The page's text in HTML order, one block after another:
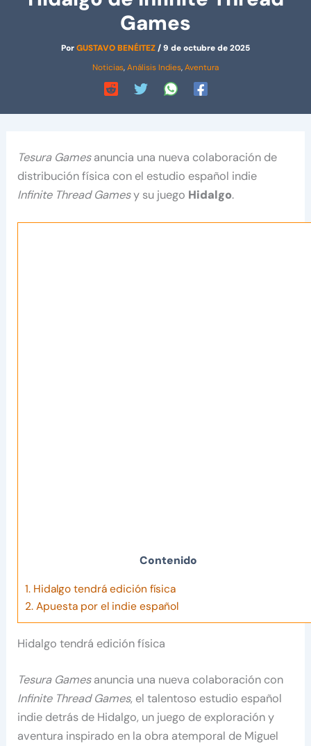
Games
PorGUSTAVO BENÉITEZ/9 de octubre de 2025
Noticias,Análisis Indies,Aventura
Tesura Gamesanuncia una nueva colaboración de
distribución física con el estudio español indie
Infinite Thread Gamesy su juego Hidalgo.
Contenido
1. Hidalgo tendrá edición física
2. Apuesta por el indie español
Hidalgo tendrá edición física
Tesura Gamesanuncia una nueva colaboración con
Infinite Thread Games, el talentoso estudio español
indie detrás de Hidalgo, un juego de exploración y
aventura inspirado en la obra atemporal de Miguel